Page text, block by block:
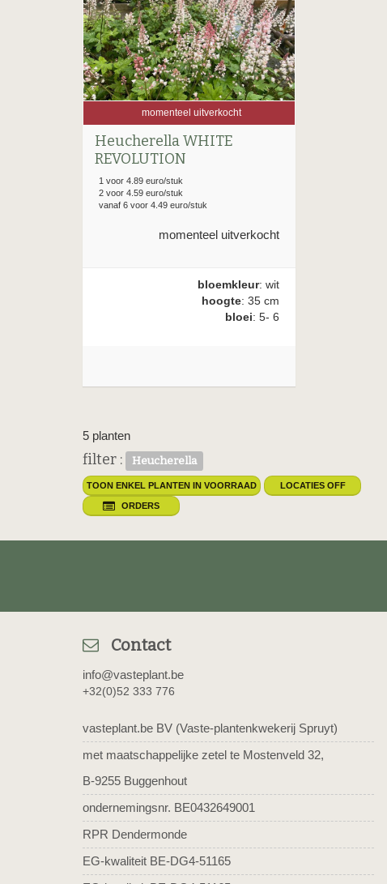
momenteel uitverkocht
Heucherella WHITE
REVOLUTION
1 voor 4.89 euro/stuk
2 voor 4.59 euro/stuk
vanaf 6 voor 4.49 euro/stuk
momenteel uitverkocht
bloemkleur: wit
hoogte: 35 cm
bloei: 5- 6
5 planten
filter : Heucherella
TOON ENKEL PLANTEN IN VOORRAAD LOCATIES OFF
ORDERS
Contact
info@vasteplant.be
+32(0)52 333 776
vasteplant.be BV (Vaste-plantenkwekerij Spruyt)
met maatschappelijke zetel te Mostenveld 32,
B-9255 Buggenhout
ondernemingsnr. BE0432649001
RPR Dendermonde
EG-kwaliteit BE-DG4-51165